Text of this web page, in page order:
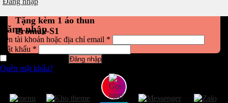
Tặng kèm 1 áo thun
Promax-S1
Đăng nhập
Tên tài khoản hoặc địa chỉ email *
Mật khẩu *
Đăng nhập
Quên mật khẩu?